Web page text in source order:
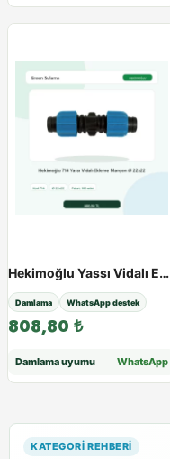
Hekimoğlu Yassı Vidalı Ekleme Manşon - Paketli Ürün - Varyant 38528
Damlama WhatsApp destek
808,80 ₺
Damlama uyumu WhatsApp
KATEGORI REHBERI